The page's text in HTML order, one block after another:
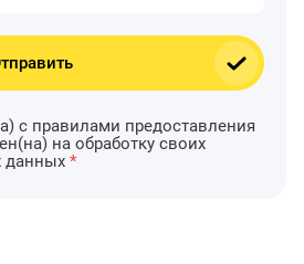
с правилами предоставления
на обработку своих
данных *